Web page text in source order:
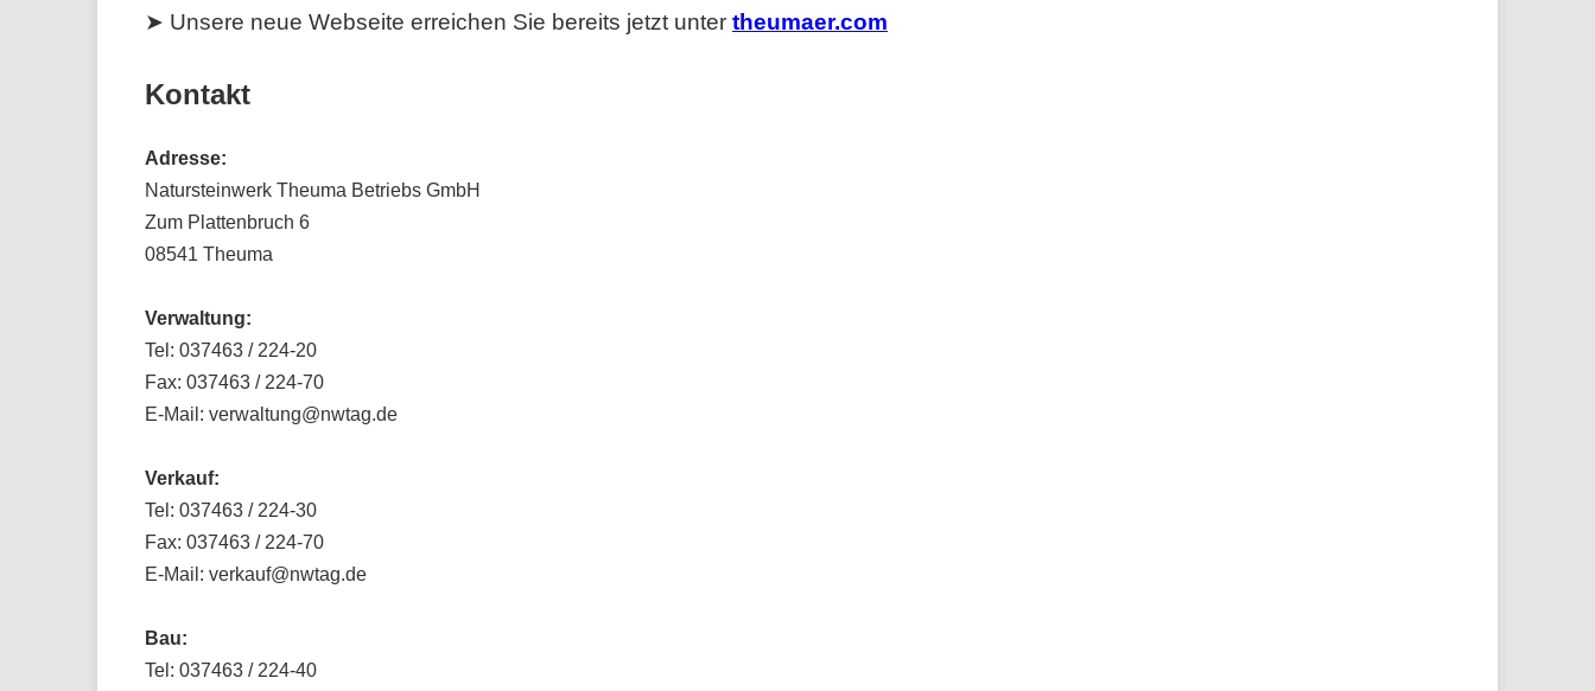
➤ Unsere neue Webseite erreichen Sie bereits jetzt unter theumaer.com
Kontakt
Adresse:
Natursteinwerk Theuma Betriebs GmbH
Zum Plattenbruch 6
08541 Theuma
Verwaltung:
Tel: 037463 / 224-20
Fax: 037463 / 224-70
E-Mail: verwaltung@nwtag.de
Verkauf:
Tel: 037463 / 224-30
Fax: 037463 / 224-70
E-Mail: verkauf@nwtag.de
Bau:
Tel: 037463 / 224-40